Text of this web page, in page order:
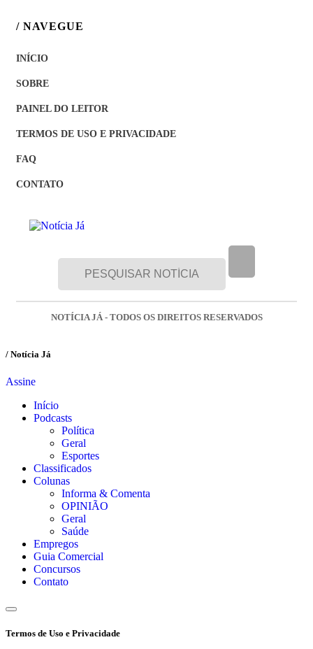
/ NAVEGUE
INÍCIO
SOBRE
PAINEL DO LEITOR
TERMOS DE USO E PRIVACIDADE
FAQ
CONTATO
NOTÍCIA JÁ - TODOS OS DIREITOS RESERVADOS
/ Notícia Já
Assine
Início
Podcasts
Política
Geral
Esportes
Classificados
Colunas
Informa & Comenta
OPINIÃO
Geral
Saúde
Empregos
Guia Comercial
Concursos
Contato
Termos de Uso e Privacidade